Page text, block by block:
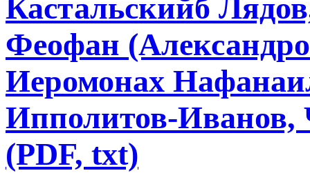
Кастальскийб
Феофан
Иеромонах
Ипполитов-Ив​анов,
(PDF, txt)